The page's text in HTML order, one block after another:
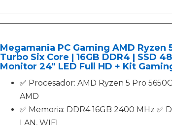
Megamania PC Gaming AMD
Turbo Six Core | 16GB DDR4 | SSD
Monitor 24" LED Full HD + Kit
✅ Procesador: AMD Ryzen 5 Pro
AMD
✅ Memoria: DDR4 16GB 2400 MHz ✅
LAN, WIFI